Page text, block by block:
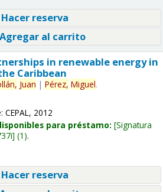
reserva
al carrito
in renewable energy in
Caribbean
Juan | Pérez, Miguel.
CEPAL, 2012
para préstamo: Signatura
(1).
reserva